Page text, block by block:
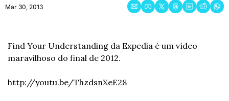
Mar 30, 2013
Find Your Understanding da Expedia é um vídeo
maravilhoso do final de 2012.
http://youtu.be/ThzdsnXeE28